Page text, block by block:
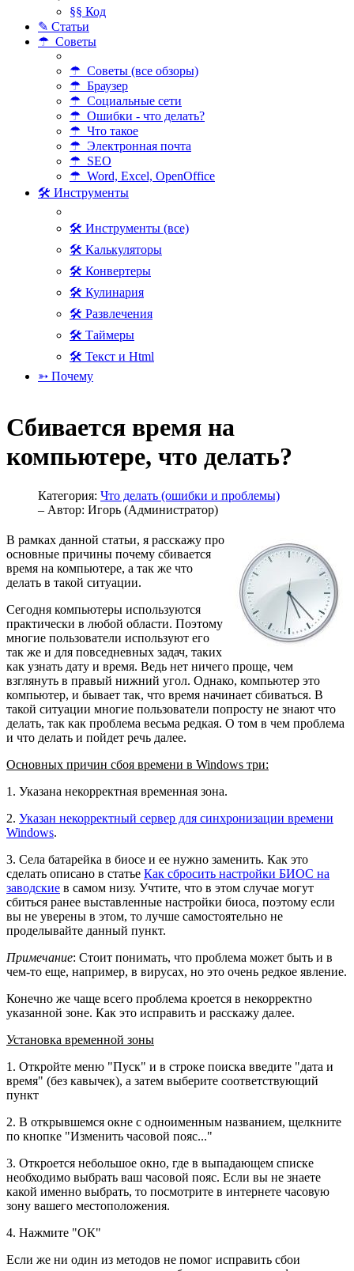
§§ Код
✎ Статьи
☂ Советы
☂ Советы (все обзоры)
☂ Браузер
☂ Социальные сети
☂ Ошибки - что делать?
☂ Что такое
☂ Электронная почта
☂ SEO
☂ Word, Excel, OpenOffice
🛠 Инструменты
🛠 Инструменты (все)
🛠 Калькуляторы
🛠 Конвертеры
🛠 Кулинария
🛠 Развлечения
🛠 Таймеры
🛠 Текст и Html
➳ Почему
Сбивается время на
компьютере, что делать?
Категория: Что делать (ошибки и проблемы)
– Автор: Игорь (Администратор)
В рамках данной статьи, я расскажу про
основные причины почему сбивается
время на компьютере, а так же что
делать в такой ситуации.
Сегодня компьютеры используются
практически в любой области. Поэтому
многие пользователи используют его
так же и для повседневных задач, таких
как узнать дату и время. Ведь нет ничего проще, чем
взглянуть в правый нижний угол. Однако, компьютер это
компьютер, и бывает так, что время начинает сбиваться. В
такой ситуации многие пользователи попросту не знают что
делать, так как проблема весьма редкая. О том в чем проблема
и что делать и пойдет речь далее.
Основных причин сбоя времени в Windows три:
1. Указана некорректная временная зона.
2. Указан некорректный сервер для синхронизации времени
Windows.
3. Села батарейка в биосе и ее нужно заменить. Как это
сделать описано в статье Как сбросить настройки БИОС на
заводские в самом низу. Учтите, что в этом случае могут
сбиться ранее выставленные настройки биоса, поэтому если
вы не уверены в этом, то лучше самостоятельно не
проделывайте данный пункт.
Примечание: Стоит понимать, что проблема может быть и в
чем-то еще, например, в вирусах, но это очень редкое явление.
Конечно же чаще всего проблема кроется в некорректно
указанной зоне. Как это исправить и расскажу далее.
Установка временной зоны
1. Откройте меню "Пуск" и в строке поиска введите "дата и
время" (без кавычек), а затем выберите соответствующий
пункт
2. В открывшемся окне с одноименным названием, щелкните
по кнопке "Изменить часовой пояс..."
3. Откроется небольшое окно, где в выпадающем списке
необходимо выбрать ваш часовой пояс. Если вы не знаете
какой именно выбрать, то посмотрите в интернете часовую
зону вашего местоположения.
4. Нажмите "ОК"
Если же ни один из методов не помог исправить сбои